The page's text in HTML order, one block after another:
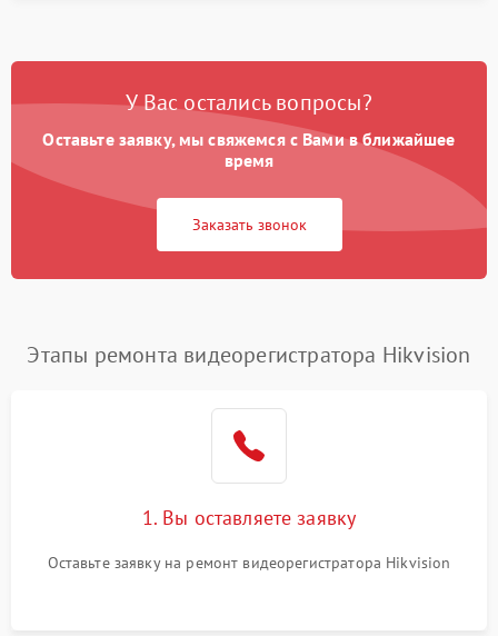
У Вас остались вопросы?
Оставьте заявку, мы свяжемся с Вами в ближайшее
время
Заказать звонок
Этапы ремонта видеорегистратора Hikvision
1. Вы оставляете заявку
Оставьте заявку на ремонт видеорегистратора Hikvision